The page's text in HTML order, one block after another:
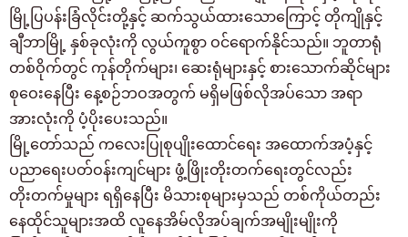
မြို့ပြပန်းခြံလိုင်းတို့နှင့် ဆက်သွယ်ထားသောကြောင့် တိုကျိုနှင့်
ချီဘာမြို့ နှစ်ခုလုံးကို လွယ်ကူစွာ ဝင်ရောက်နိုင်သည်။ ဘူတာရုံ
တစ်ဝိုက်တွင် ကုန်တိုက်များ၊ ဆေးရုံများနှင့် စားသောက်ဆိုင်များ
စုဝေးနေပြီး နေ့စဉ်ဘဝအတွက် မရှိမဖြစ်လိုအပ်သော အရာ
အားလုံးကို ပံ့ပိုးပေးသည်။
မြို့တော်သည် ကလေးပြုစုပျိုးထောင်ရေး အထောက်အပံ့နှင့်
ပညာရေးပတ်ဝန်းကျင်များ ဖွံ့ဖြိုးတိုးတက်ရေးတွင်လည်း
တိုးတက်မှုများ ရရှိနေပြီး မိသားစုများမှသည် တစ်ကိုယ်တည်း
နေထိုင်သူများအထိ လူနေအိမ်လိုအပ်ချက်အမျိုးမျိုးကို